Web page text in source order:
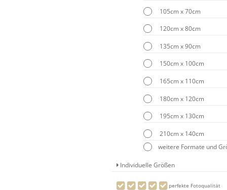
105cm x 70cm
120cm x 80cm
135cm x 90cm
150cm x 100cm
165cm x 110cm
180cm x 120cm
195cm x 130cm
210cm x 140cm
weitere Formate und
Individuelle Größen
perfekte Fotoqualität